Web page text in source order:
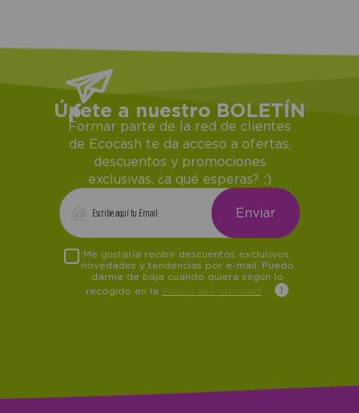
Únete a nuestro BOLETÍN
Formar parte de la red de clientes
de Ecocash te da acceso a ofertas,
descuentos y promociones
exclusivas, ¿a qué esperas? ;)
Me gustaría recibir descuentos exclusivos,
novedades y tendencias por e-mail. Puedo
darme de baja cuando quiera según lo
recogido en la Política de Publicidad